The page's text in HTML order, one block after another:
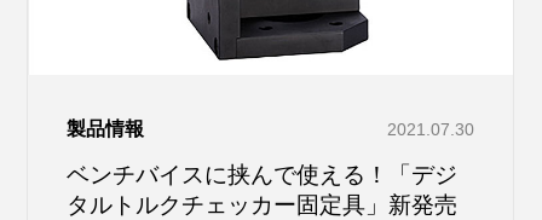
製品情報 2021.07.30
ベンチバイスに挟んで使える！「デジ
タルトルクチェッカー固定具」新発売